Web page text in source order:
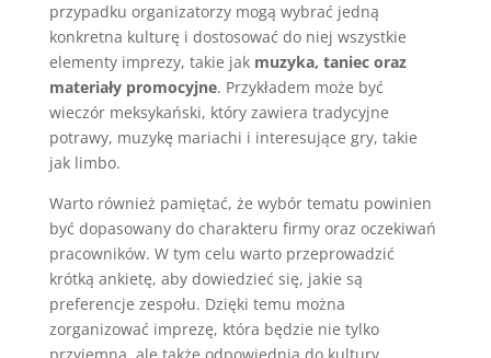
przypadku organizatorzy mogą wybrać jedną
konkretna kulturę i dostosować do niej wszystkie
elementy imprezy, takie jak muzyka, taniec oraz
materiały promocyjne. Przykładem może być
wieczór meksykański, który zawiera tradycyjne
potrawy, muzykę mariachi i interesujące gry, takie
jak limbo.
Warto również pamiętać, że wybór tematu powinien
być dopasowany do charakteru firmy oraz oczekiwań
pracowników. W tym celu warto przeprowadzić
krótką ankietę, aby dowiedzieć się, jakie są
preferencje zespołu. Dzięki temu można
zorganizować imprezę, która będzie nie tylko